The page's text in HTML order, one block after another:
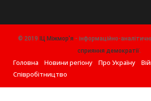
© 2019 ІЦ Міжмор'я - інформаційно-
сприяння демократії.
Головна Новини регіону Про Україну
Співробітництво